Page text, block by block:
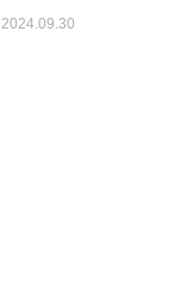
2024.09.30